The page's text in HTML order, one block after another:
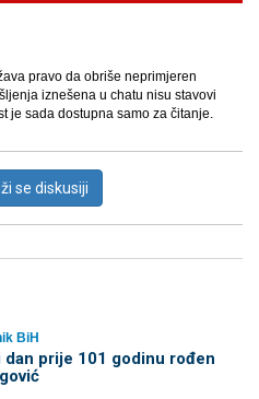
pravo da obriše neprimjeren
iznešena u chatu nisu stavovi
je sada dostupna samo za čitanje.
se diskusiji
BiH
dan prije 101 godinu rođen